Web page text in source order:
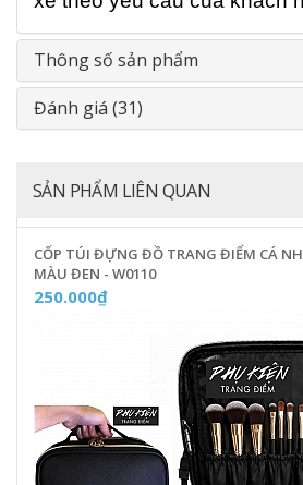
Thông số sản phẩm
Đánh giá (31)
SẢN PHẨM LIÊN QUAN
CỐP TÚI ĐỰNG ĐỒ TRANG ĐIỂM CÁ
MÀU ĐEN - W0110
250.000₫